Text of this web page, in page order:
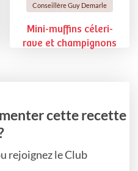
Conseillère Guy Demarle
Mini-muffins céleri-
rave et champignons
cette recette
rejoignez le Club